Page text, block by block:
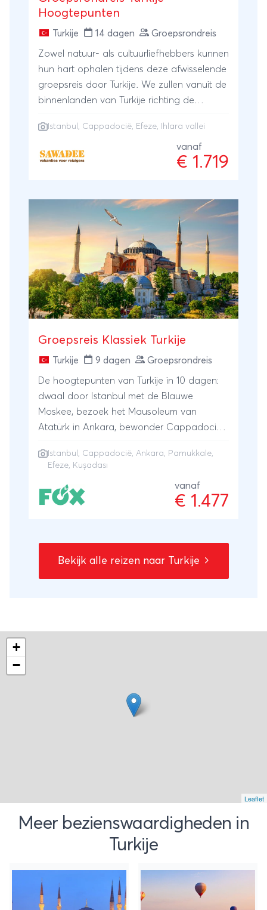
Hoogtepunten
Turkije 14 dagen Groepsrondreis
Zowel natuur- als cultuurliefhebbers kunnen
hun hart ophalen tijdens deze afwisselende
groepsreis door Turkije. We zullen vanuit de
binnenlanden van Turkije richting de
onvergetelijke bezienswaardigheden
bezoeken. In het sprookjesachtige
Cappadocië kun je prachtige wandelen
tijden in de oude Romeinse stad Efeze en
geniet van het levendige Istanbul. Ontdek
de hoogtepunten van dit bijzonder gastvrije
Istanbul , Cappadocië, Efeze, Ihlara vallei
vanaf
€ 1.719
Groepsreis Klassiek Turkije
Turkije 9 dagen Groepsrondreis
De hoogtepunten van Turkije in 10 dagen:
dwaal door Istanbul met de Blauwe
Moskee, bezoek het Mausoleum van
Atatürk in Ankara, bewonder Cappadocië
de kalkterrassen van Pamukkale en sluit af
Istanbul , Cappadocië, Ankara, Pamukkale,
Efeze, Kuşadası
vanaf
€ 1.477
Bekijk alle reizen naar Turkije
+
−
Leaflet
Meer bezienswaardigheden in
Turkije